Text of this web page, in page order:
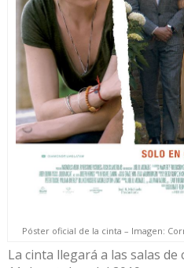
Póster oficial de la cinta – Imagen:
La cinta llegará a las salas